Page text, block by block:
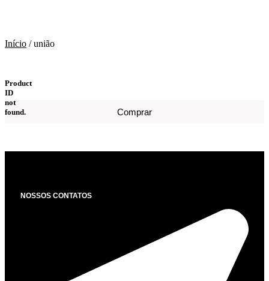
Início / união
Product
ID
not
found.
Comprar
NOSSOS CONTATOS